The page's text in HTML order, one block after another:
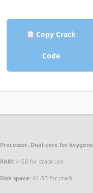
Copy Crack
Code
Processor: Dual-core for keygens
RAM: 4 GB for crack use
Disk space: 64 GB for crack